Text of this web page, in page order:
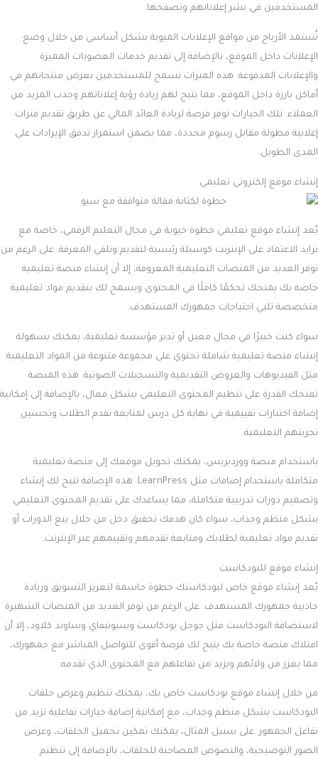
المستخدمين في نشر إعلاناتهم وتصفحها.
تُستمد الأرباح من مواقع الإعلانات المبوبة بشكل أساسي من خلال وضع
الإعلانات داخل الموقع، بالإضافة إلى تقديم خدمات العضويات المميزة
والإعلانات المدفوعة. هذه الميزات تسمح للمستخدمين بعرض منتجاتهم في
أماكن بارزة داخل الموقع، مما يتيح لهم زيادة رؤية إعلاناتهم وجذب المزيد من
العملاء. تلك الخيارات توفر فرصة لزيادة العائد المالي عن طريق تقديم فترات
إعلانية مطولة مقابل رسوم محددة، مما يضمن استمرار تدفق الإيرادات على
المدى الطويل.
إنشاء موقع إلكتروني تعليمي
يُعد إنشاء موقع تعليمي خطوة حيوية في مجال التعليم الرقمي، خاصة مع
تزايد الاعتماد على الإنترنت كوسيلة رئيسية لتقديم وتلقي المعرفة. على الرغم من
توفر العديد من المنصات التعليمية المعروفة، إلا أن إنشاء منصة تعليمية
خاصة بك يمنحك تحكمًا كاملًا في المحتوى ويسمح لك بتقديم مواد تعليمية
متخصصة تلبي احتياجات جمهورك المستهدف.
سواء كنت خبيرًا في مجال معين أو تدير مؤسسة تعليمية، يمكنك بسهولة
إنشاء منصة تعليمية شاملة تحتوي على مجموعة متنوعة من المواد التعليمية
مثل الفيديوهات والعروض التقديمية والتسجيلات الصوتية. هذه المنصة
تمنحك القدرة على تنظيم المحتوى التعليمي بشكل فعال، بالإضافة إلى إمكانية
إضافة اختبارات تقييمية في نهاية كل درس لمتابعة تقدم الطلاب وتحسين
تجربتهم التعليمية.
باستخدام منصة ووردبريس، يمكنك تحويل موقعك إلى منصة تعليمية
متكاملة باستخدام إضافات مثل LearnPress. هذه الإضافة تتيح لك إنشاء
وتصميم دورات تدريبية متكاملة، مما يساعدك على تقديم المحتوى التعليمي
بشكل منظم وجذاب، سواء كان هدفك تحقيق دخل من خلال بيع الدورات أو
تقديم مواد تعليمية لطلابك ومتابعة تقدمهم وتقييمهم عبر الإنترنت.
إنشاء موقع للبودكاست
يُعد إنشاء موقع خاص لبودكاستك خطوة حاسمة لتعزيز التسويق وزيادة
جاذبية جمهورك المستهدف. على الرغم من توفر العديد من المنصات الشهيرة
لاستضافة البودكاست مثل جوجل بودكاست وسبوتيفاي وساوند كلاود، إلا أن
امتلاك منصة خاصة بك يتيح لك فرصة أقوى للتواصل المباشر مع جمهورك،
مما يعزز من ولائهم ويزيد من تفاعلهم مع المحتوى الذي تقدمه.
من خلال إنشاء موقع بودكاست خاص بك، يمكنك تنظيم وعرض حلقات
البودكاست بشكل منظم وجذاب، مع إمكانية إضافة خيارات تفاعلية تزيد من
تفاعل الجمهور. على سبيل المثال، يمكنك تمكين تحميل الحلقات، وعرض
الصور التوضيحية، والنصوص المصاحبة للحلقات، بالإضافة إلى تنظيم